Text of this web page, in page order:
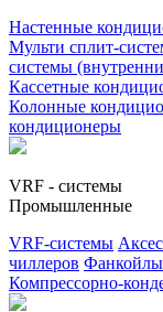
Настенные
Мульти сплит-
системы
Кассетные
Колонные
кондиционеры
VRF - системы
Промышленные
VRF-системы
чиллеров Фанкойлы
Компрессорно-